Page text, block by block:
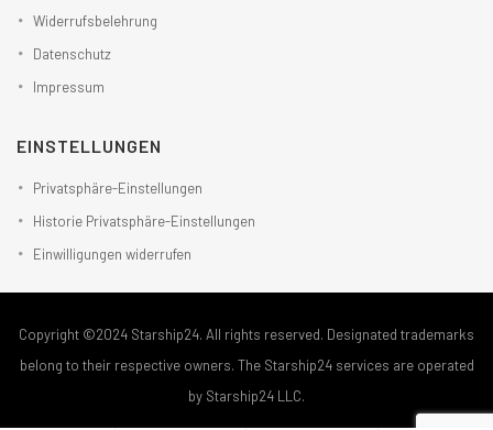
Widerrufsbelehrung
Datenschutz
Impressum
EINSTELLUNGEN
Privatsphäre-Einstellungen
Historie Privatsphäre-Einstellungen
Einwilligungen widerrufen
Copyright ©2024 Starship24. All rights reserved. Designated trademarks
belong to their respective owners. The Starship24 services are operated
by Starship24 LLC.